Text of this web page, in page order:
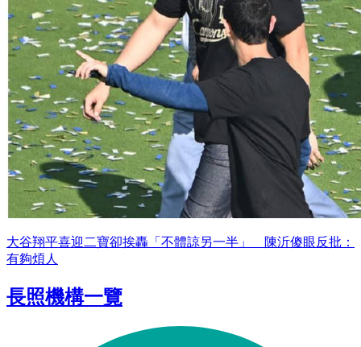
大谷翔平喜迎二寶卻挨轟「不體諒另一半」 陳沂傻眼反批：
有夠煩人
長照機構一覽